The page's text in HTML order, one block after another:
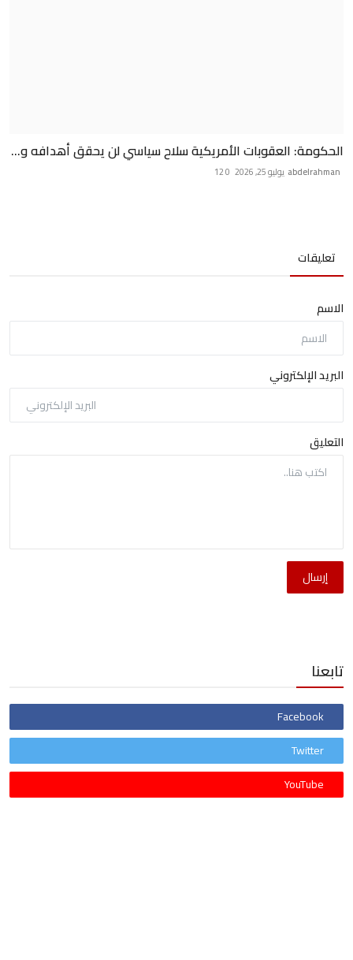
الحكومة: العقوبات الأمريكية سلاح سياسي لن يحقق أهدافه و...
abdelrahman يوليو 25, 2026
تعليقات
الاسم
البريد الإلكتروني
التعليق
إرسال
تابعنا
Facebook
Twitter
YouTube